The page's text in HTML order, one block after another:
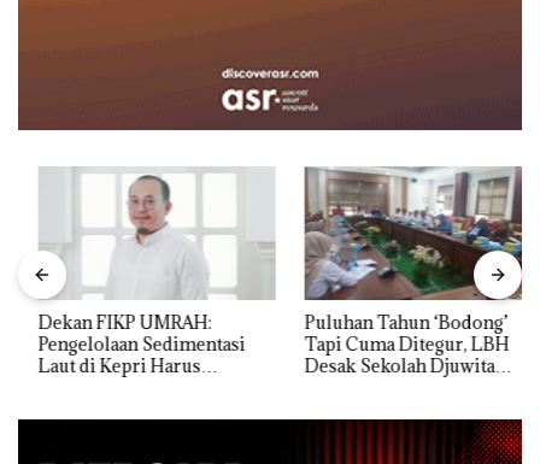
Dekan FIKP UMRAH:
Pengelolaan Sedimentasi
Laut di Kepri Harus
Puluhan Tahun ‘Bodong’
Tapi Cuma Ditegur, LBH
Desak Sekolah Djuwita